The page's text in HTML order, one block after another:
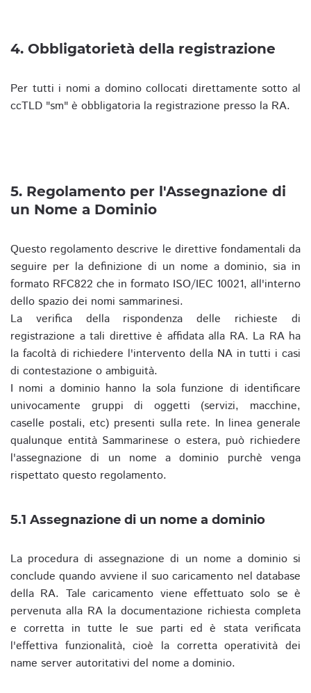
4. Obbligatorietà della registrazione
Per tutti i nomi a domino collocati direttamente sotto al
ccTLD "sm" è obbligatoria la registrazione presso la RA.
5. Regolamento per l'Assegnazione di
un Nome a Dominio
Questo regolamento descrive le direttive fondamentali da
seguire per la definizione di un nome a dominio, sia in
formato RFC822 che in formato ISO/IEC 10021, all'interno
dello spazio dei nomi sammarinesi.
La verifica della rispondenza delle richieste di
registrazione a tali direttive è affidata alla RA. La RA ha
la facoltà di richiedere l'intervento della NA in tutti i casi
di contestazione o ambiguità.
I nomi a dominio hanno la sola funzione di identificare
univocamente gruppi di oggetti (servizi, macchine,
caselle postali, etc) presenti sulla rete. In linea generale
qualunque entità Sammarinese o estera, può richiedere
l'assegnazione di un nome a dominio purchè venga
rispettato questo regolamento.
5.1 Assegnazione di un nome a dominio
La procedura di assegnazione di un nome a dominio si
conclude quando avviene il suo caricamento nel database
della RA. Tale caricamento viene effettuato solo se è
pervenuta alla RA la documentazione richiesta completa
e corretta in tutte le sue parti ed è stata verificata
l'effettiva funzionalità, cioè la corretta operatività dei
name server autoritativi del nome a dominio.